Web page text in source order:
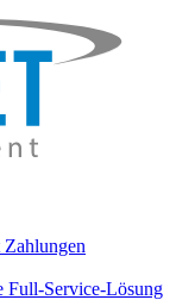
Full-Service-Lösung